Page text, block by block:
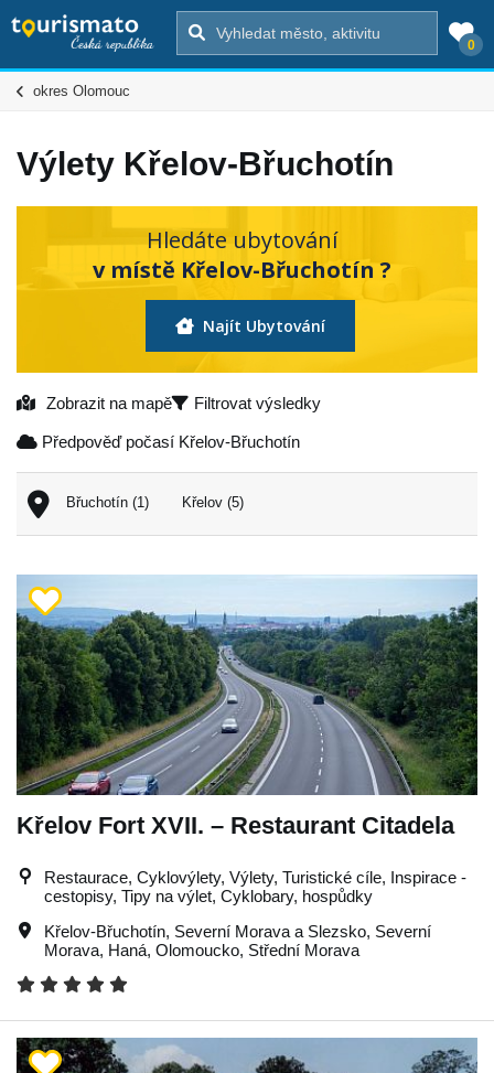
0
okres Olomouc
Výlety Křelov-Břuchotín
Hledáte ubytování
v místě Křelov-Břuchotín ?
Najít Ubytování
Zobrazit na mapě Filtrovat výsledky
Předpověď počasí Křelov-Břuchotín
Břuchotín (1) Křelov (5)
Křelov Fort XVII. – Restaurant Citadela
Restaurace, Cyklovýlety, Výlety, Turistické cíle, Inspirace -
cestopisy, Tipy na výlet, Cyklobary, hospůdky
Křelov-Břuchotín, Severní Morava a Slezsko, Severní
Morava, Haná, Olomoucko, Střední Morava